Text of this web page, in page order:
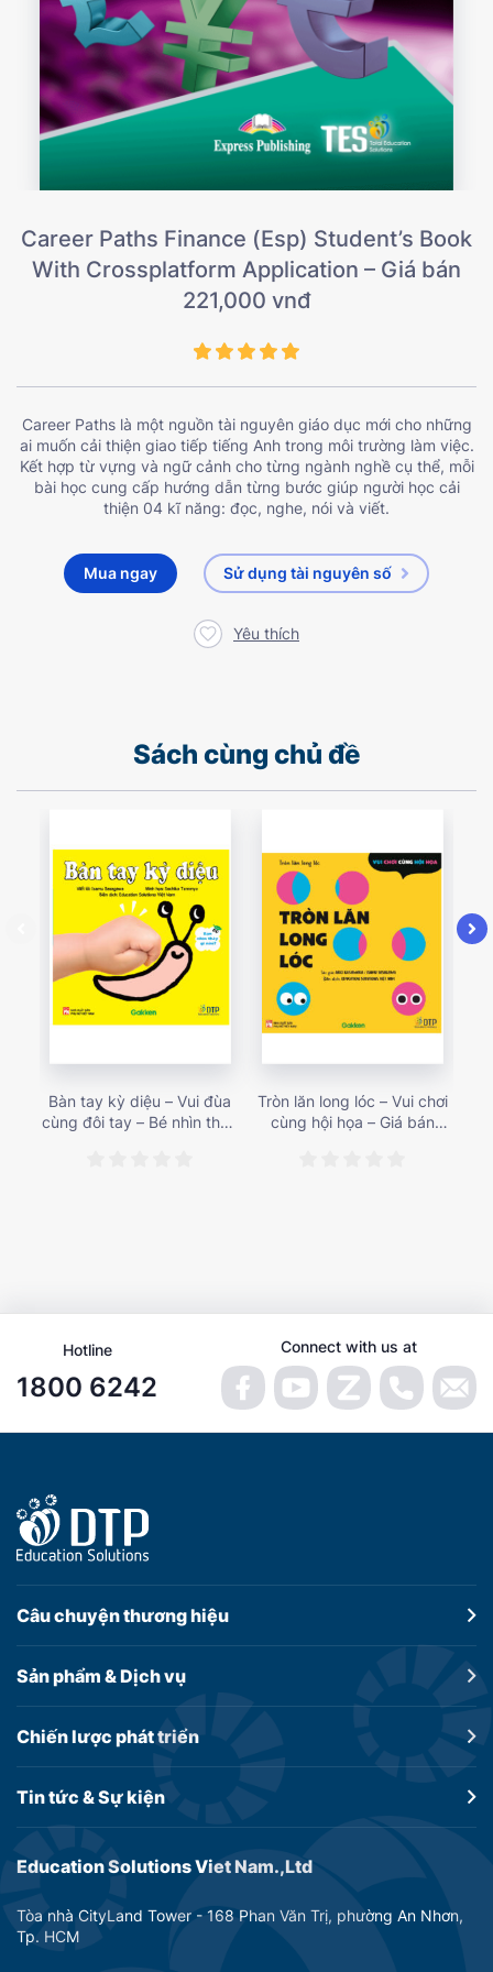
Career Paths Finance (Esp) Student’s Book
With Crossplatform Application – Giá bán
221,000 vnđ
Career Paths là một nguồn tài nguyên giáo dục mới cho những
ai muốn cải thiện giao tiếp tiếng Anh trong môi trường làm việc.
Kết hợp từ vựng và ngữ cảnh cho từng ngành nghề cụ thể, mỗi
bài học cung cấp hướng dẫn từng bước giúp người học cải
thiện 04 kĩ năng: đọc, nghe, nói và viết.
Mua ngay Sử dụng tài nguyên số
Yêu thích
Sách cùng chủ đề
Bàn tay kỳ diệu – Vui đùa
cùng đôi tay – Bé nhìn thấy
Tròn lăn long lóc – Vui chơi
cùng hội họa – Giá bán
Hotline
1800 6242
Connect with us at
Education Solutions Viet Nam.,Ltd
Tòa nhà CityLand Tower - 168 Phan Văn Trị, phường An Nhơn,
Tp. HCM
Câu chuyệnthương hiệu
Sản phẩm &Dịch vụ
Chiến lược phát triển
Tin tức &Sự kiện